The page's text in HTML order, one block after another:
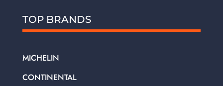
TOP BRANDS
MICHELIN
CONTINENTAL